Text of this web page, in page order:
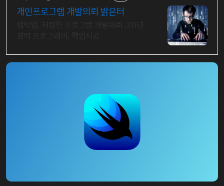
개인프로그램 개발의뢰 밝은터